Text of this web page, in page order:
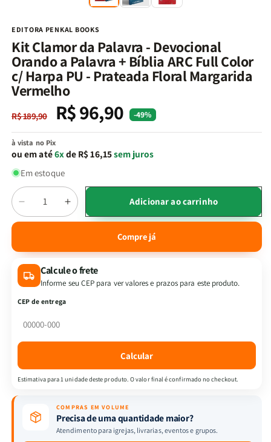
EDITORA PENKAL BOOKS
Kit Clamor da Palavra - Devocional
Orando a Palavra + Bíblia ARC Full Color
c/ Harpa PU - Prateada Floral Margarida
Vermelho
Preço
normal
R$ 189,90
Preço
promocional
R$ 96,90 -49%
à vista no Pix
ou em até6xde R$ 16,15sem juros
Em estoque
Quantidade
Diminuir
a
Kit
Clamor
da
Palavra
Devocional
+
Bíblia
Full
Color
Aumentar
a
quantidade
Kit
Clamor
da
+
Bíblia
Full
Color
c/
Adicionar ao carrinho
Compre já
Calcule o frete
Informe seu CEP para ver valores e prazos para este produto.
CEP de entrega
Calcular
Estimativa para 1 unidade deste produto. O valor final é confirmado no checkout.
COMPRAS EM VOLUME
Precisa de uma quantidade maior?
Atendimento para igrejas, livrarias, eventos e grupos.